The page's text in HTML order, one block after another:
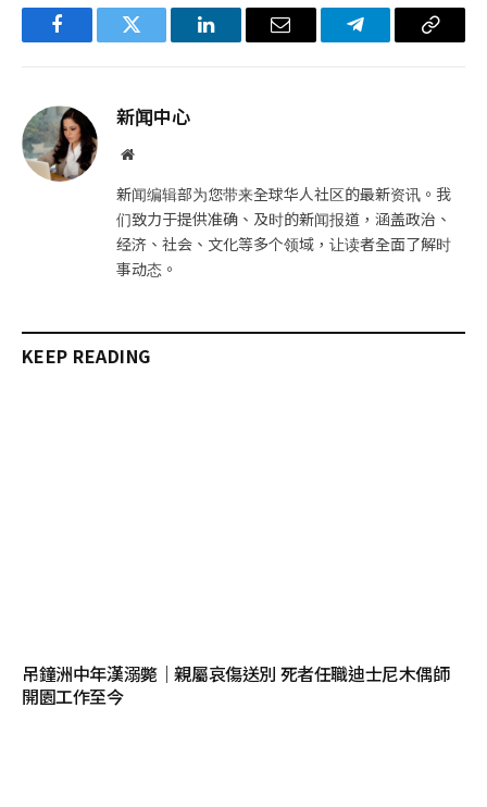
FacebookTwitter LinkedIn电
Telegram复
新闻中心
网
新闻编辑部为您带来全球华人社区的最新资讯。我
们致力于提供准确、及时的新闻报道，涵盖政治、
经济、社会、文化等多个领域，让读者全面了解时
事动态。
KEEP READING
吊鐘洲中年漢溺斃｜親屬哀傷送別 死者任職迪士尼木偶師
開園工作至今